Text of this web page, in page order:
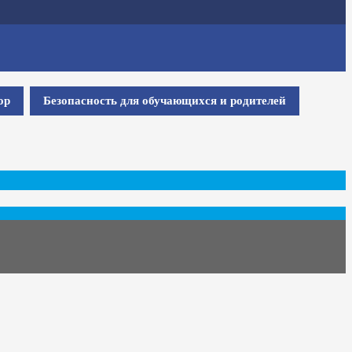
Безопасность для обучающихся и родителей